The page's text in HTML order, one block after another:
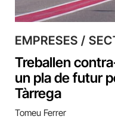
EMPRESES /
Treballen
un pla de futur
Tàrrega
Tomeu Ferrer